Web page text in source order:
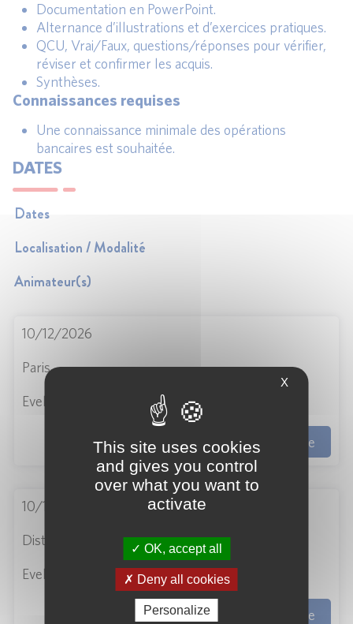
Documentation en PowerPoint.
Alternance d’illustrations et d’exercices pratiques.
QCU, Vrai/Faux, questions/réponses pour vérifier,
réviser et confirmer les acquis.
Synthèses.
Connaissances requises
Une connaissance minimale des opérations
bancaires est souhaitée.
DATES
Dates
Localisation / Modalité
Animateur(s)
10/12/2026
Paris
Evelyne NGNOTUÉ
S'inscrire
10/12/2026
Distanciel
Evelyne NGNOTUÉ
S'inscrire
X
This site uses cookies
and gives you control
over what you want to
activate
OK, accept all
Deny all cookies
Personalize